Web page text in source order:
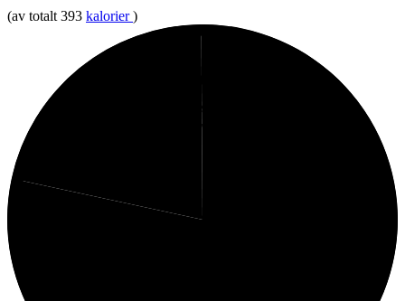
(av totalt 393 kalorier )
0%
Kolhydrater